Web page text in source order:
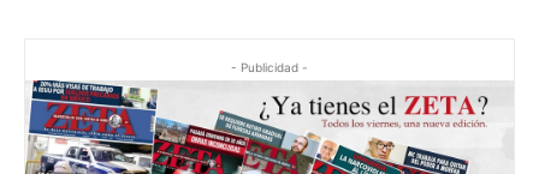
- Publicidad -